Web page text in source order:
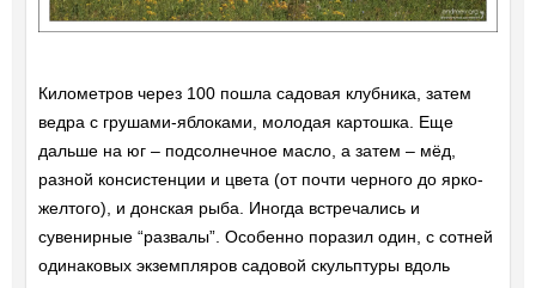
Километров через 100 пошла садовая клубника, затем
ведра с грушами-яблоками, молодая картошка. Еще
дальше на юг – подсолнечное масло, а затем – мёд,
разной консистенции и цвета (от почти черного до ярко-
желтого), и донская рыба. Иногда встречались и
сувенирные “развалы”. Особенно поразил один, с сотней
одинаковых экземпляров садовой скульптуры вдоль